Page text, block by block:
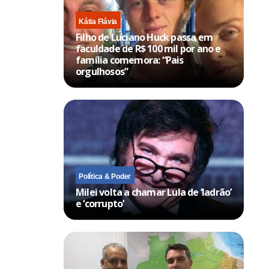
Kátia Flávia
Filho de Luciano Huck passa em
faculdade de R$ 100 mil por ano e
família comemora: “Pais
orgulhosos”
Política & Poder
Milei volta a chamar Lula de ‘ladrão’
e ‘corrupto’